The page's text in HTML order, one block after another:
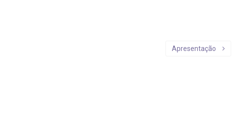
Apresentação